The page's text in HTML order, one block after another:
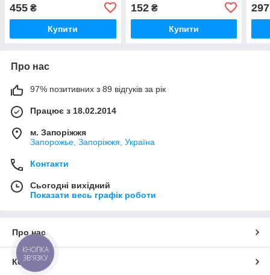
455 ₴
Купити
152₴
Купити
297
Про нас
97% позитивних з 89 відгуків за рік
Працює з 18.02.2014
м. Запоріжжя
Запорожье, Запоріжжя, Україна
Контакти
Сьогодні вихідний
Показати весь графік роботи
Про нас
Контакти
КНОПКА
ЗВ'ЯЗКУ